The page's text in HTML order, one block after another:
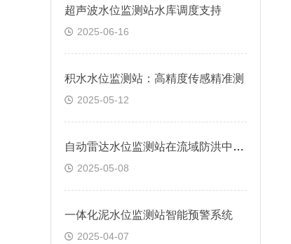
超声波水位监测站水库调度支持
2025-06-16
积水水位监测站：高精度传感精准测
2025-05-12
自动雷达水位监测站在流域防洪中的应用研究
2025-05-08
一体化泥水位监测站智能预警系统
2025-04-07